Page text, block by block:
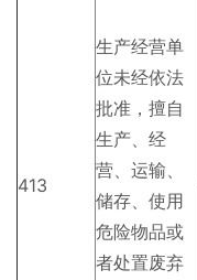
413
生产经营单
位未经依法
批准，擅自
生产、经
营、运输、
储存、使用
危险物品或
者处置废弃